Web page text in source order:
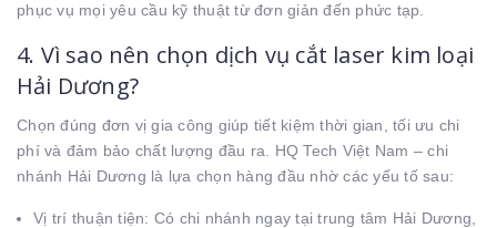
phục vụ mọi yêu cầu kỹ thuật từ đơn giản đến phức tạp.
4. Vì sao nên chọn dịch vụ cắt laser kim loại
Hải Dương?
Chọn đúng đơn vị gia công giúp tiết kiệm thời gian, tối ưu chi
phí và đảm bảo chất lượng đầu ra. HQ Tech Việt Nam – chi
nhánh Hải Dương là lựa chọn hàng đầu nhờ các yếu tố sau:
Vị trí thuận tiện: Có chi nhánh ngay tại trung tâm Hải Dương,